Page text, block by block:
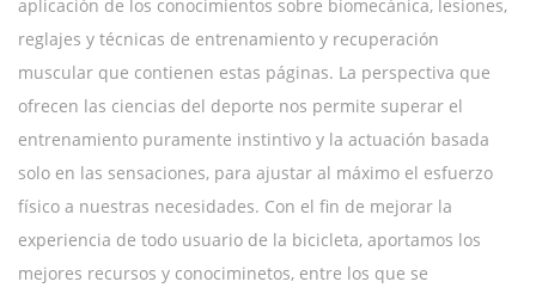
aplicación de los conocimientos sobre biomecánica, lesiones,
reglajes y técnicas de entrenamiento y recuperación
muscular que contienen estas páginas. La perspectiva que
ofrecen las ciencias del deporte nos permite superar el
entrenamiento puramente instintivo y la actuación basada
solo en las sensaciones, para ajustar al máximo el esfuerzo
físico a nuestras necesidades. Con el fin de mejorar la
experiencia de todo usuario de la bicicleta, aportamos los
mejores recursos y conociminetos, entre los que se